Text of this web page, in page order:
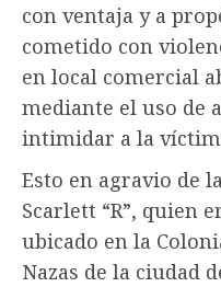
con ventaja y a
cometido con
en local comercial
mediante el uso de
intimidar a la
Esto en agravio de
Scarlett “R”, quien
ubicado en la
Nazas de la ciudad